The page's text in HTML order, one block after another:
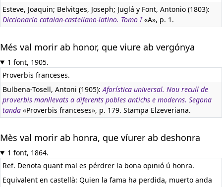
Esteve, Joaquin; Belvitges, Joseph; Juglá y Font, Antonio (1803):
Diccionario catalan-castellano-latino. Tomo I«A», p. 1.
Més val morir ab honor, que viure ab vergónya
1 font, 1905.
Proverbis franceses.
Bulbena-Tosell, Antoni (1905):Aforística universal. Nou recull de
proverbis manllevats a diferents pobles antichs e moderns. Segona
tanda «Proverbis franceses», p. 179. Stampa Elzeveriana.
Mès val morir ab honra, que víurer ab deshonra
1 font, 1864.
Ref. Denota quant mal es pérdrer la bona opinió ú honra.
Equivalent en castellà: Quien la fama ha perdida, muerto anda